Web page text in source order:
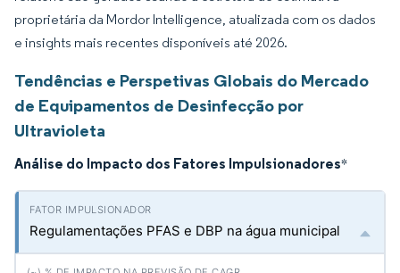
proprietária da Mordor Intelligence, atualizada com os dados
e insights mais recentes disponíveis até 2026.
Tendências e Perspetivas Globais do Mercado
de Equipamentos de Desinfecção por
Ultravioleta
Análise do Impacto dos Fatores Impulsionadores*
Regulamentações PFAS e DBP na água municipal